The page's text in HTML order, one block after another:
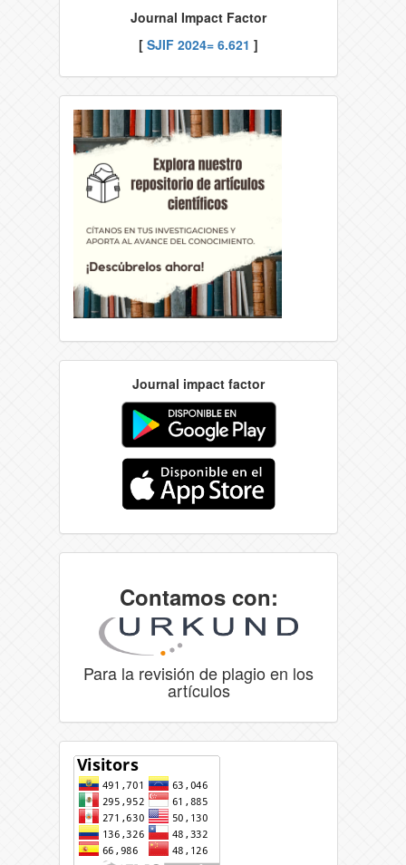
Journal Impact Factor
[ SJIF 2024= 6.621 ]
Journal impact factor
Contamos con:
Para la revisión de plagio en los
artículos